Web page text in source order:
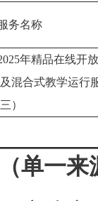
务名称
年精品在线开
混合式教学运行
三）
单一